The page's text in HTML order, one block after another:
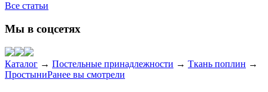
Все статьи
Мы в соцсетях
Каталог → Постельные принадлежности → Ткань поплин →
ПростыниРанее вы смотрели